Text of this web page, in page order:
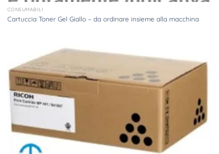
CONSUMABILI
Cartuccia Toner Gel Giallo – da ordinare insieme alla macchina